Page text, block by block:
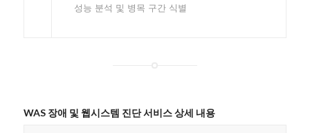
성능 분석 및 병목 구간 식별
WAS 장애 및 웹시스템 진단 서비스 상세 내용